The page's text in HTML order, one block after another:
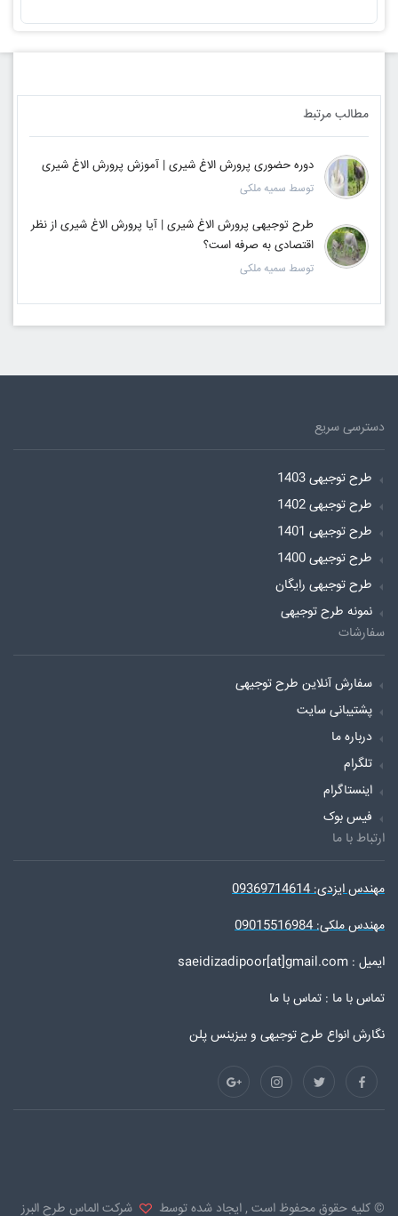
مطالب مرتبط
دوره حضوری پرورش الاغ شیری | آموزش پرورش الاغ شیری
توسط سمیه ملکی
طرح توجیهی پرورش الاغ شیری | آیا پرورش الاغ شیری از نظر
اقتصادی به صرفه است؟
توسط سمیه ملکی
دسترسی سریع
طرح توجیهی 1403
طرح توجیهی 1402
طرح توجیهی 1401
طرح توجیهی 1400
طرح توجیهی رایگان
نمونه طرح توجیهی
سفارشات
سفارش آنلاین طرح توجیهی
پشتیبانی سایت
درباره ما
تلگرام
اینستاگرام
فیس بوک
ارتباط با ما
مهندس ایزدی: 09369714614
مهندس ملکی: 09015516984
ایمیل : saeidizadipoor[at]gmail.com
تماس با ما : تماس با ما
نگارش انواع طرح توجیهی و بیزینس پلن
© کلیه حقوق محفوظ است , ایجاد شده توسط شرکت الماس طرح البرز